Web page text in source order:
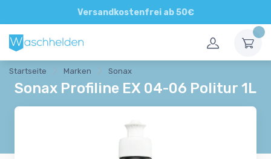
Versandkostenfrei ab 50€
Direkte und persönliche Beratung
Startseite Marken Sonax
Sonax Profiline EX 04-06 Politur 1L